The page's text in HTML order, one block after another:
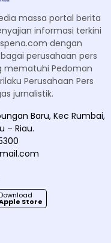
massa portal berita
informasi terkini
dengan
perusahaan pers
mematuhi Pedoman
Perusahaan Pers
jurnalistik.
Baru, Kec Rumbai,
– Riau.
Store